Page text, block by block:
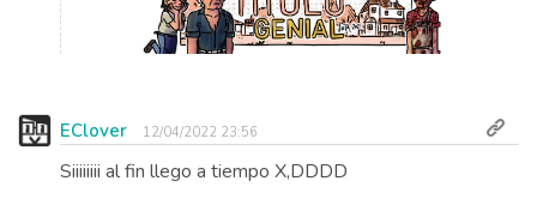
EClover 12/04/2022 23:56
Siiiiiiii al fin llego a tiempo X,DDDD